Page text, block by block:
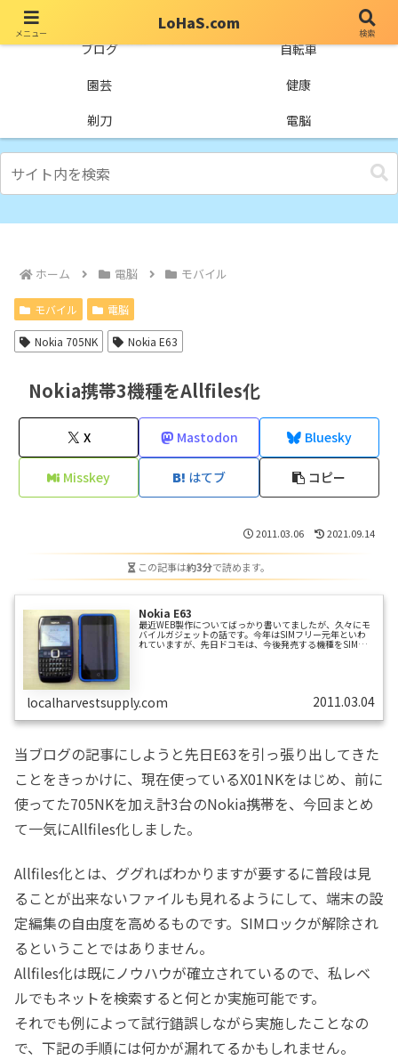
ブログ
自転車
園芸
健康
剃刀
電脳
ホーム 電脳 モバイル
モバイル 電脳
Nokia 705NK Nokia E63
Nokia携帯3機種をAllfiles化
X Mastodon Bluesky
Misskey はてブ コピー
2011.03.06 2021.09.14
この記事は約3分で読めます。
Nokia E63
最近WEB製作についてばっかり書いてましたが、久々にモ
バイルガジェットの話です。今年はSIMフリー元年といわ
れていますが、先日ドコモは、今後発売する機種をSIMフ
リーにすると声明を出しました。海外で携帯を使用すると
し、その番号で受けるという手法があります。私の携帯用
途は受けるほうが圧倒的に多いので、この...
localharvestsupply.com 2011.03.04
当ブログの記事にしようと先日E63を引っ張り出してきた
ことをきっかけに、現在使っているX01NKをはじめ、前に
使ってた705NKを加え計3台のNokia携帯を、今回まとめ
て一気にAllfiles化しました。
Allfiles化とは、ググればわかりますが要するに普段は見
ることが出来ないファイルも見れるようにして、端末の設
定編集の自由度を高めるものです。SIMロックが解除され
るということではありません。
Allfiles化は既にノウハウが確立されているので、私レベ
ルでもネットを検索すると何とか実施可能です。
それでも例によって試行錯誤しながら実施したことなの
で、下記の手順には何かが漏れてるかもしれません。
メニュー
LoHaS.com
検索